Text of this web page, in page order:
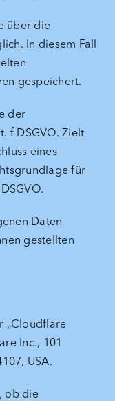
über die
In diesem Fall
gespeichert.
der
f DSGVO. Zielt
eines
für
Daten
gestellten
„Cloudflare
Inc., 101
USA.
ob die